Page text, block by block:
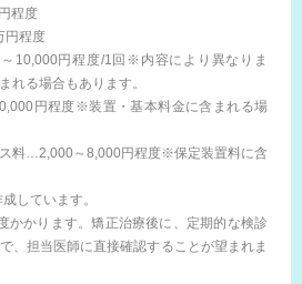
程度
円程度
10,000円程度/1回※内容により異なりま
る場合もあります。
円程度※装置・基本料金に含まれる場
ス料…2,000～8,000円程度※保定装置料に含
しています。
かかります。矯正治療後に、定期的な検診
、担当医師に直接確認することが望まれま